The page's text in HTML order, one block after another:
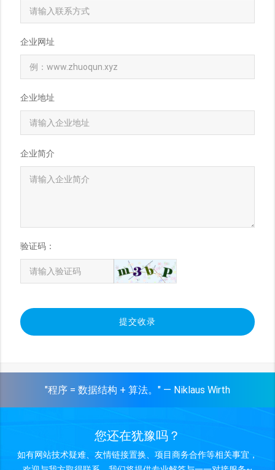
企业网址
企业地址
企业简介
验证码：
提交收录
"程序 = 数据结构 + 算法。" — Niklaus Wirth
您还在犹豫吗？
如有网站技术疑难、友情链接置换、项目商务合作等相关事宜，